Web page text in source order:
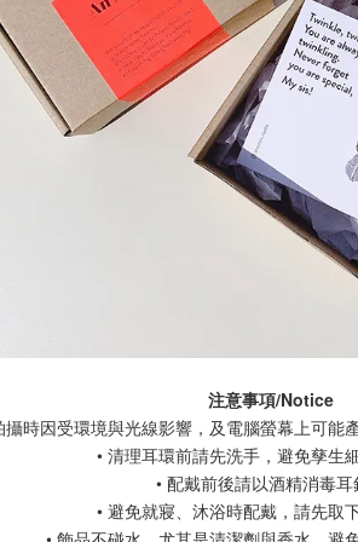
注意事項/Notice
攝時因受環境與光線影響，及電腦螢幕上可能
• 清理耳環前請先洗手，避免孳生
• 配戴前後請以酒精消毒耳
• 避免就寢、沐浴時配戴，請先取